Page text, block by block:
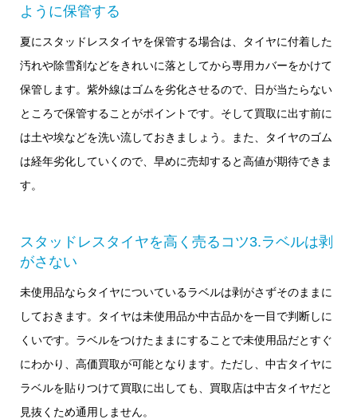
ように保管する
夏にスタッドレスタイヤを保管する場合は、タイヤに付着した
汚れや除雪剤などをきれいに落としてから専用カバーをかけて
保管します。紫外線はゴムを劣化させるので、日が当たらない
ところで保管することがポイントです。そして買取に出す前に
は土や埃などを洗い流しておきましょう。また、タイヤのゴム
は経年劣化していくので、早めに売却すると高値が期待できま
す。
スタッドレスタイヤを高く売るコツ3.ラベルは剥
がさない
未使用品ならタイヤについているラベルは剥がさずそのままに
しておきます。タイヤは未使用品か中古品かを一目で判断しに
くいです。ラベルをつけたままにすることで未使用品だとすぐ
にわかり、高価買取が可能となります。ただし、中古タイヤに
ラベルを貼りつけて買取に出しても、買取店は中古タイヤだと
見抜くため通用しません。